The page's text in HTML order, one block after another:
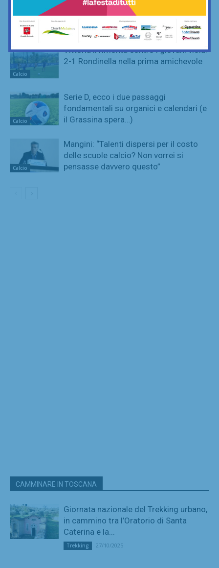
Calcio
Sette ripescaggi per la Seconda
Categoria 2026/27: fa festa anche la
Virtus Lilliano
Calcio
Vittoria il rimonta contro i giovani viola:
2-1 Rondinella nella prima amichevole
Calcio
Serie D, ecco i due passaggi
fondamentali su organici e calendari (e
il Grassina spera…)
Calcio
Mangini: “Talenti dispersi per il costo
delle scuole calcio? Non vorrei si
pensasse davvero questo”
CAMMINARE IN TOSCANA
Giornata nazionale del Trekking urbano,
in cammino tra l’Oratorio di Santa
Caterina e la...
Trekking 27/10/2025